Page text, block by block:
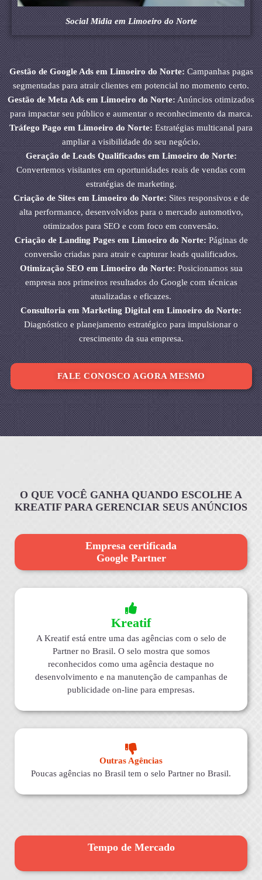
Social Midia em Limoeiro do Norte
Gestão de Google Ads em Limoeiro do Norte:Campanhas pagas
segmentadas para atrair clientes em potencial no momento certo.
Gestão de Meta Ads em Limoeiro do Norte:Anúncios otimizados
para impactar seu público e aumentar o reconhecimento da marca.
Tráfego Pago em Limoeiro do Norte:Estratégias multicanal para
ampliar a visibilidade do seu negócio.
Geração de Leads Qualificados em Limoeiro do Norte:
Convertemos visitantes em oportunidades reais de vendas com
estratégias de marketing.
Criação de Sites em Limoeiro do Norte:Sites responsivos e de
alta performance, desenvolvidos para o mercado automotivo,
otimizados para SEO e com foco em conversão.
Criação de Landing Pages em Limoeiro do Norte:Páginas de
conversão criadas para atrair e capturar leads qualificados.
Otimização SEO em Limoeiro do Norte:Posicionamos sua
empresa nos primeiros resultados do Google com técnicas
atualizadas e eficazes.
Consultoria em Marketing Digital em Limoeiro do Norte:
Diagnóstico e planejamento estratégico para impulsionar o
crescimento da sua empresa.
FALE CONOSCO AGORA MESMO
O QUE VOCÊ GANHA QUANDO ESCOLHE A
KREATIF PARA GERENCIAR SEUS ANÚNCIOS
Empresa certificada
Google Partner
Kreatif
A Kreatif está entre uma das agências com o selo de
Partner no Brasil. O selo mostra que somos
reconhecidos como uma agência destaque no
desenvolvimento e na manutenção de campanhas de
publicidade on-line para empresas.
Outras Agências
Poucas agências no Brasil tem o selo Partner no Brasil.
Tempo de Mercado